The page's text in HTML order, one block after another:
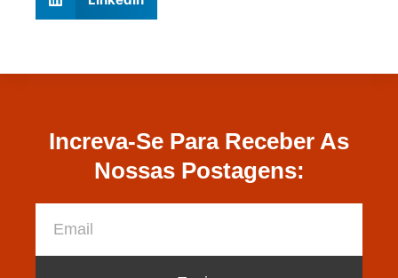
Increva-Se Para Receber As
Nossas Postagens: